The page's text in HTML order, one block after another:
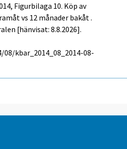
Figurbilaga 10. Köp av
vs 12 månader bakåt .
[hänvisat: 8.8.2026].
kbar_2014_08_2014-08-